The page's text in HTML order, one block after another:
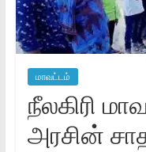
மாவட்டம்
நீலகிரி
அரசின்